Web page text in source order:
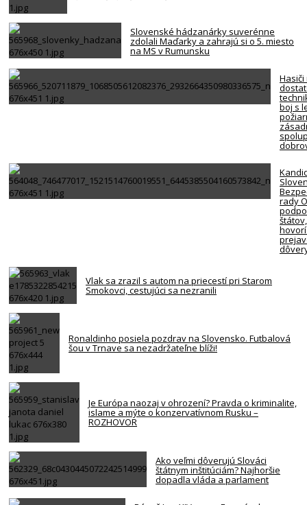
Slovenské hádzanárky suverénne
zdolali Maďarky a zahrajú si o 5. miesto
na MS v Rumunsku
Hasiči
boj s
rady
Vlak sa zrazil s autom na priecestí pri Starom
Smokovci, cestujúci sa nezranili
Ronaldinho posiela pozdrav na Slovensko. Futbalová
šou v Trnave sa nezadržateľne blíži!
Je Európa naozaj v ohrození? Pravda o kriminalite,
islame a mýte o konzervatívnom Rusku –
ROZHOVOR
Ako veľmi dôverujú Slováci
štátnym inštitúciám? Najhoršie
dopadla vláda a parlament